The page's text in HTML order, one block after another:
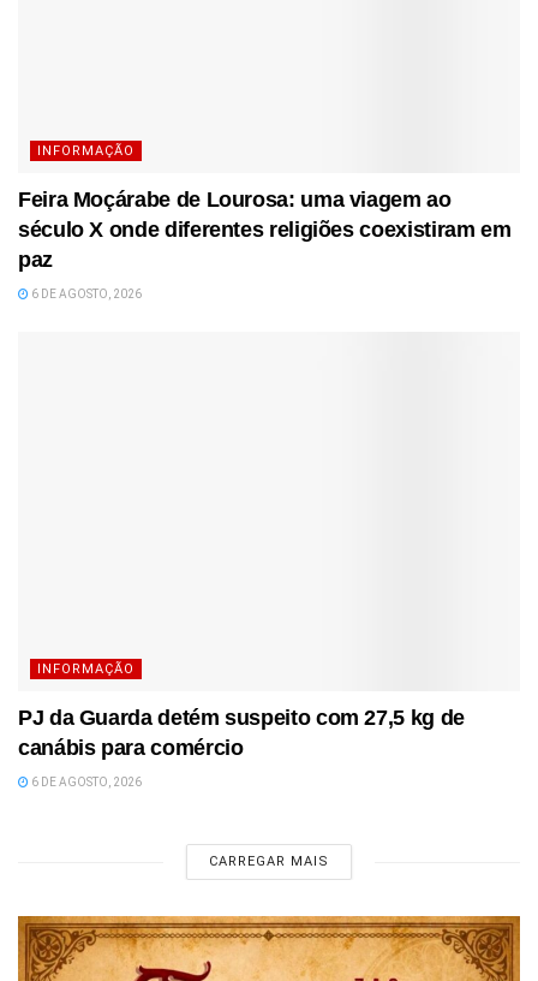
INFORMAÇÃO
Feira Moçárabe de Lourosa: uma viagem ao
século X onde diferentes religiões coexistiram em
paz
6 DE AGOSTO, 2026
INFORMAÇÃO
PJ da Guarda detém suspeito com 27,5 kg de
canábis para comércio
6 DE AGOSTO, 2026
CARREGAR MAIS